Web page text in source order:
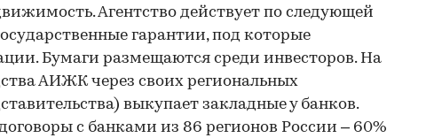
Агентство действует по следующей
гарантии, под которые
Бумаги размещаются среди инвесторов. На
АИЖК через своих региональных
выкупает закладные у банков.
с банками из 86 регионов России – 60%